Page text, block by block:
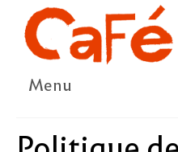
Menu